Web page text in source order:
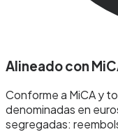
Alineado con
Conforme a MiCA y
denominadas en
segregadas: